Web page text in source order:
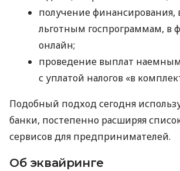
получение финансирования,
льготным госпрограммам, в
онлайн;
проведение выплат
с уплатой налогов «в
Подобный подход сегодня
банки, постепенно расширяя
сервисов для предпринимателей.
Об эквайринге